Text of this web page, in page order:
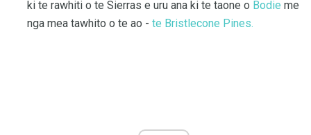
ki te rawhiti o te Sierras e uru ana ki te taone o Bodie me
nga mea tawhito o te ao - te Bristlecone Pines.